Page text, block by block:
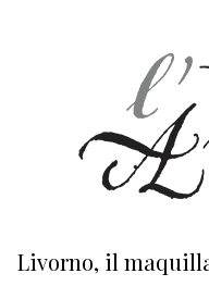
Livorno, il